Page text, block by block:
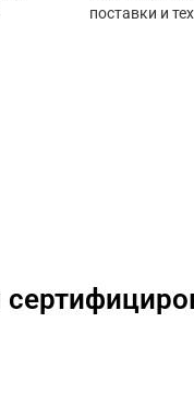
поставки и